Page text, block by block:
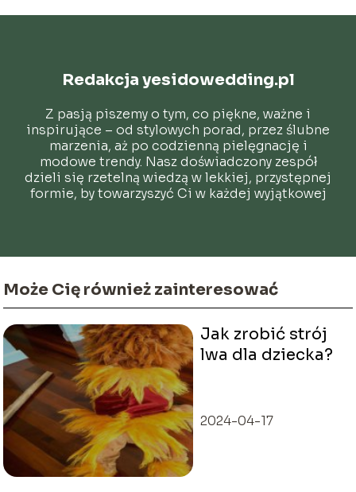
Redakcja yesidowedding.pl
Z pasją piszemy o tym, co piękne, ważne i
inspirujące – od stylowych porad, przez ślubne
marzenia, aż po codzienną pielęgnację i
modowe trendy. Nasz doświadczony zespół
dzieli się rzetelną wiedzą w lekkiej, przystępnej
formie, by towarzyszyć Ci w każdej wyjątkowej
Może Cię również zainteresować
Jak zrobić strój
lwa dla dziecka?
2024-04-17